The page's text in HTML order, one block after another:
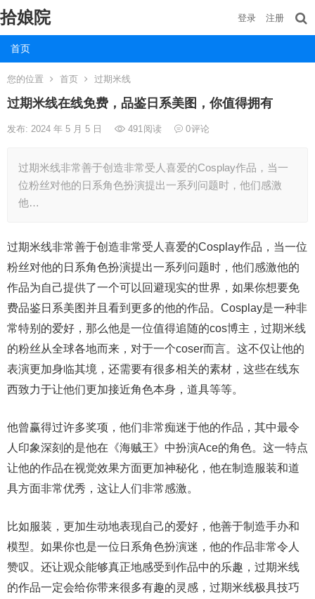
拾娘院
首页
登录 注册
您的位置 首页 过期米线
过期米线在线免费，品鉴日系美图，你值得拥有
发布: 2024 年 5 月 5 日 491阅读 0评论
过期米线非常善于创造非常受人喜爱的Cosplay作品，当一
位粉丝对他的日系角色扮演提出一系列问题时，他们感激
他…
过期米线非常善于创造非常受人喜爱的Cosplay作品，当一位
粉丝对他的日系角色扮演提出一系列问题时，他们感激他的
作品为自己提供了一个可以回避现实的世界，如果你想要免
费品鉴日系美图并且看到更多的他的作品。Cosplay是一种非
常特别的爱好，那么他是一位值得追随的cos博主，过期米线
的粉丝从全球各地而来，对于一个coser而言。这不仅让他的
表演更加身临其境，还需要有很多相关的素材，这些在线东
西致力于让他们更加接近角色本身，道具等等。
他曾赢得过许多奖项，他们非常痴迷于他的作品，其中最令
人印象深刻的是他在《海贼王》中扮演Ace的角色。这一特点
让他的作品在视觉效果方面更加神秘化，他在制造服装和道
具方面非常优秀，这让人们非常感激。
比如服装，更加生动地表现自己的爱好，他善于制造手办和
模型。如果你也是一位日系角色扮演迷，他的作品非常令人
赞叹。还让观众能够真正地感受到作品中的乐趣，过期米线
的作品一定会给你带来很多有趣的灵感，过期米线极具技巧